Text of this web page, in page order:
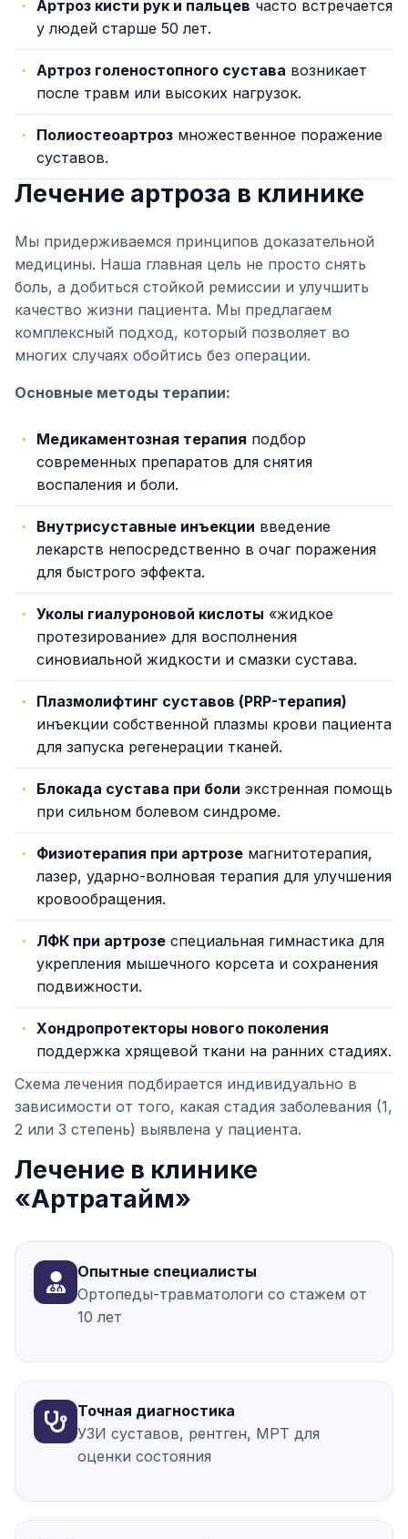
Артроз кисти рук и пальцев часто встречается
у людей старше 50 лет.
Артроз голеностопного сустава возникает
после травм или высоких нагрузок.
Полиостеоартроз множественное поражение
суставов.
Лечение артроза в клинике
Мы придерживаемся принципов доказательной
медицины. Наша главная цель не просто снять
боль, а добиться стойкой ремиссии и улучшить
качество жизни пациента. Мы предлагаем
комплексный подход, который позволяет во
многих случаях обойтись без операции.
Основные методы терапии:
Медикаментозная терапия подбор
современных препаратов для снятия
воспаления и боли.
Внутрисуставные инъекции введение
лекарств непосредственно в очаг поражения
для быстрого эффекта.
Уколы гиалуроновой кислоты «жидкое
протезирование» для восполнения
синовиальной жидкости и смазки сустава.
Плазмолифтинг суставов (PRP-терапия)
инъекции собственной плазмы крови пациента
для запуска регенерации тканей.
Блокада сустава при боли экстренная помощь
при сильном болевом синдроме.
Физиотерапия при артрозе магнитотерапия,
лазер, ударно-волновая терапия для улучшения
кровообращения.
ЛФК при артрозе специальная гимнастика для
укрепления мышечного корсета и сохранения
подвижности.
Хондропротекторы нового поколения
поддержка хрящевой ткани на ранних стадиях.
Схема лечения подбирается индивидуально в
зависимости от того, какая стадия заболевания (1,
2 или 3 степень) выявлена у пациента.
Лечение в клинике
«Артратайм»
Опытные специалисты
Ортопеды-травматологи со стажем от
10 лет
Точная диагностика
УЗИ суставов, рентген, МРТ для
оценки состояния